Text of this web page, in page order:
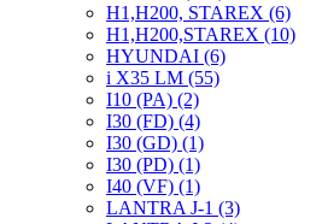
H1,H200, STAREX (6)
H1,H200,STAREX (10)
HYUNDAI (6)
i X35 LM (55)
I10 (PA) (2)
I30 (FD) (4)
I30 (GD) (1)
I30 (PD) (1)
I40 (VF) (1)
LANTRA J-1 (3)